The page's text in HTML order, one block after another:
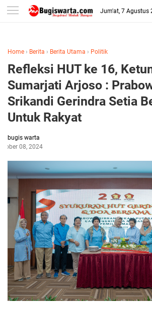
-->
Jum'at, 7 Agustus
Home › Berita › Berita Utama › Politik
Refleksi HUT ke 16,
Sumarjati Arjoso :
Srikandi Gerindra Setia
Untuk Rakyat
bugis warta
08, 2024